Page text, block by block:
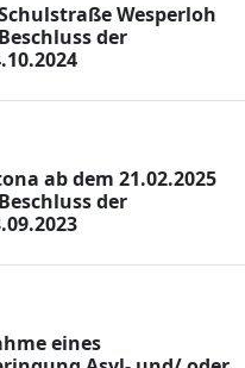
Wesperloh
der
ab dem 21.02.2025
der
eines